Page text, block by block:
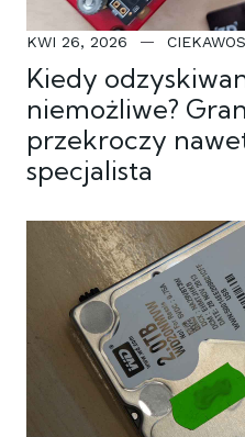
KWI 26, 2026
Kiedy
niemożliwe?
przekroczy
specjalista